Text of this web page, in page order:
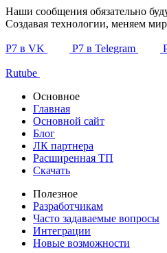
Наши сообщения обязательно
Создавая технологии, меняем мир
Р7 в VK Р7 в Telegram
Rutube
Основное
Главная
Основной сайт
Блог
ЛК партнера
Расширенная ТП
Скачать
Полезное
Разработчикам
Часто задаваемые вопросы
Интеграции
Новые возможности